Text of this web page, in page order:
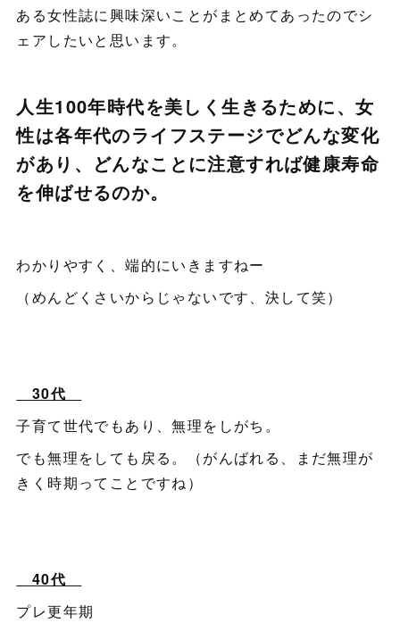
ある女性誌に興味深いことがまとめてあったのでシ
ェアしたいと思います。
人生100年時代を美しく生きるために、女
性は各年代のライフステージでどんな変化
があり、どんなことに注意すれば健康寿命
を伸ばせるのか。
わかりやすく、端的にいきますねー
（めんどくさいからじゃないです、決して笑）
30代
子育て世代でもあり、無理をしがち。
でも無理をしても戻る。（がんばれる、まだ無理が
きく時期ってことですね）
40代
プレ更年期